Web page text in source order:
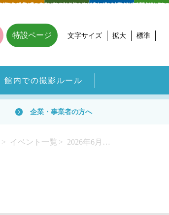
特設ページ 文字サイズ 拡大 標準
館内での撮影ルール
企業・事業者の方へ
イベント一覧 2026年6月イベント一覧